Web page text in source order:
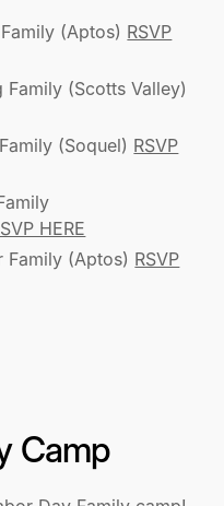
(Aptos) RSVP
Family (Scotts Valley)
(Soquel) RSVP
HERE
Family (Aptos) RSVP
Camp